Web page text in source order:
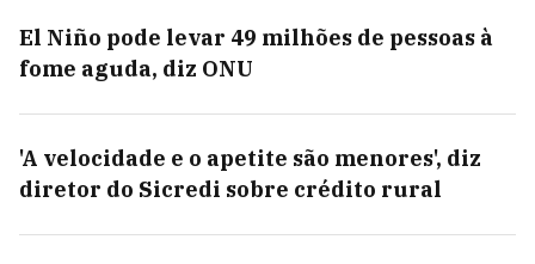
El Niño pode levar 49 milhões de pessoas à
fome aguda, diz ONU
'A velocidade e o apetite são menores', diz
diretor do Sicredi sobre crédito rural